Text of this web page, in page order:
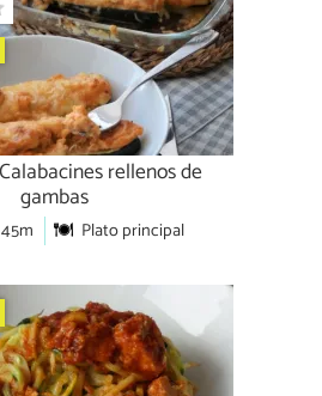
rellenos de
gambas
45m Plato principal